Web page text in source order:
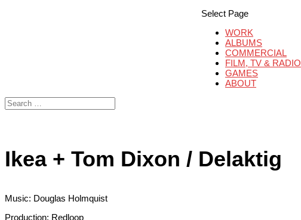
Select Page
WORK
ALBUMS
COMMERCIAL
FILM, TV & RADIO
GAMES
ABOUT
Ikea + Tom Dixon / Delaktig
Music: Douglas Holmquist
Production: Redloop